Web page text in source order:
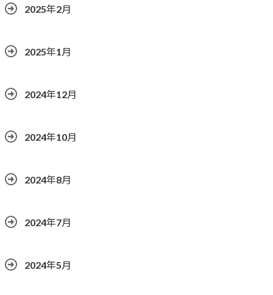
2025年2月
2025年1月
2024年12月
2024年10月
2024年8月
2024年7月
2024年5月